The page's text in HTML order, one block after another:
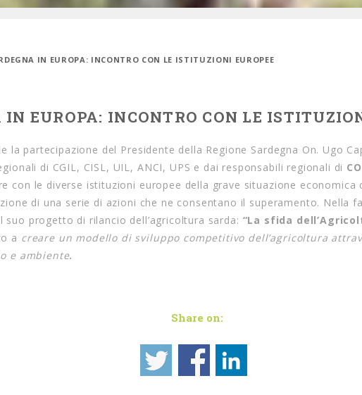
IN EUROPA: INCONTRO CON LE ISTITUZIONI EUROPEE
IN EUROPA: INCONTRO CON LE
la partecipazione del Presidente della Regione Sardegna On. Ugo
di CGIL, CISL, UIL, ANCI, UPS e dai responsabili regionali di
con le diverse istituzioni europee della grave situazione economica
di una serie di azioni che ne consentano il superamento. Nella
suo progetto di rilancio dell’agricoltura sarda: “La sfida
a creare un modello di sviluppo competitivo dell’agricoltura
e ambiente.
Share on: